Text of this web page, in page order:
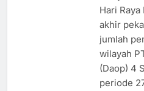
Hari
akhir
jumlah
wilayah
(Daop) 4
periode